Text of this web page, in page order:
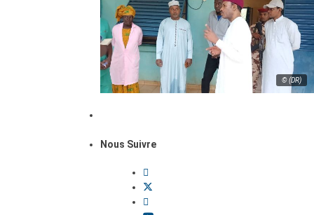
© (DR)
Nous Suivre